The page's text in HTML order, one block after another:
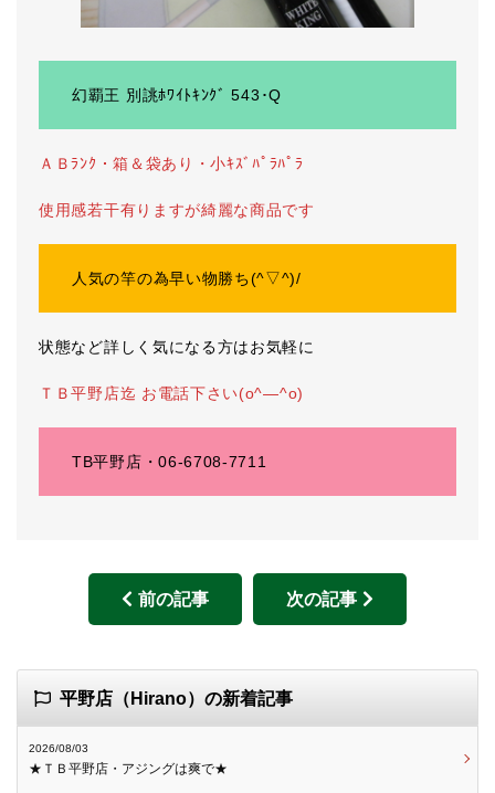
幻覇王 別誂ﾎﾜｲﾄｷﾝｸﾞ 543･Q
ＡＢﾗﾝｸ・箱＆袋あり・小ｷｽﾞﾊﾟﾗﾊﾟﾗ
使用感若干有りますが綺麗な商品です
人気の竿の為早い物勝ち(^▽^)/
状態など詳しく気になる方はお気軽に
ＴＢ平野店迄 お電話下さい(o^―^o)
TB平野店・06-6708-7711
前の記事 次の記事
平野店（Hirano）の新着記事
2026/08/03
★ＴＢ平野店・アジングは爽で★